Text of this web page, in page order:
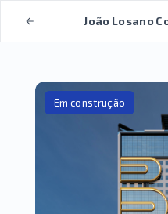
João Losano
Em construção